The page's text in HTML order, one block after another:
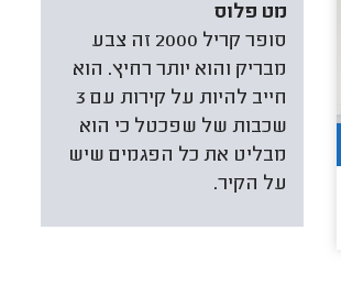
מט פלוס
סופר קריל 2000 זה צבע
מבריק והוא יותר רחיץ. הוא
חייב להיות על קירות עם 3
שכבות של שפכטל כי הוא
מבליט את כל הפגמים שיש
על הקיר.